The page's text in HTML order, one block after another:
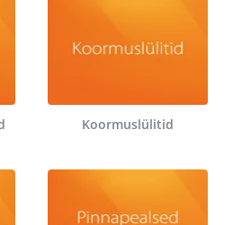
Koormuslülitid